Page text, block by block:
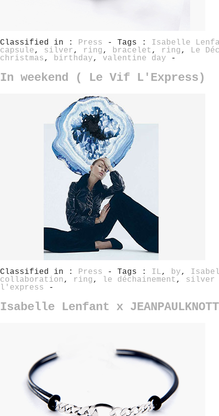
Classified in : Press - Tags : Isabelle
capsule, silver , ring , bracelet , ring ,
Le
christmas , birthday, valentine day -
In weekend ( Le Vif L'Express)
Classified in : Press - Tags : IL, by,
collaboration , ring , le déchainement , silver
l'express
-
Isabelle Lenfant x